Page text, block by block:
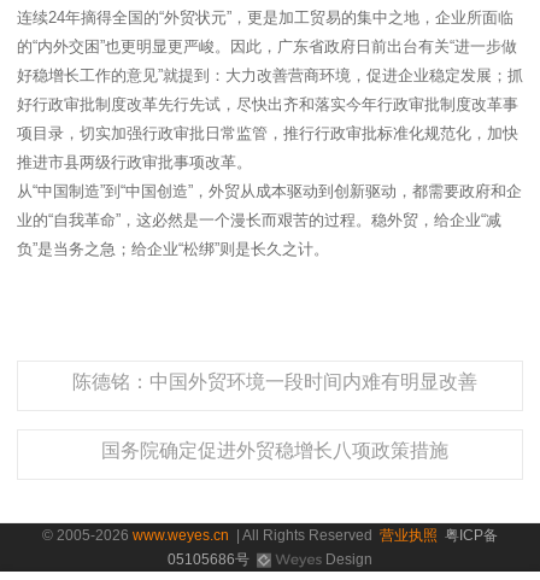
连续24年摘得全国的“外贸状元”，更是加工贸易的集中之地，企业所面临
的“内外交困”也更明显更严峻。因此，广东省政府日前出台有关“进一步做
好稳增长工作的意见”就提到：大力改善营商环境，促进企业稳定发展；抓
好行政审批制度改革先行先试，尽快出齐和落实今年行政审批制度改革事
项目录，切实加强行政审批日常监管，推行行政审批标准化规范化，加快
推进市县两级行政审批事项改革。
从“中国制造”到“中国创造”，外贸从成本驱动到创新驱动，都需要政府和企
业的“自我革命”，这必然是一个漫长而艰苦的过程。稳外贸，给企业“减
负”是当务之急；给企业“松绑”则是长久之计。
陈德铭：中国外贸环境一段时间内难有明显改善
国务院确定促进外贸稳增长八项政策措施
© 2005-2026 www.weyes.cn | All Rights Reserved 营业执照 粤ICP备
05105686号
Design